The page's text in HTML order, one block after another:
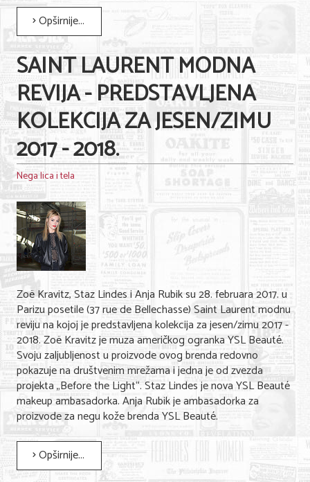
Opširnije...
SAINT LAURENT MODNA
REVIJA - PREDSTAVLJENA
KOLEKCIJA ZA JESEN/ZIMU
2017 - 2018.
Nega lica i tela
Zoë Kravitz, Staz Lindes i Anja Rubik su 28. februara 2017. u
Parizu posetile (37 rue de Bellechasse) Saint Laurent modnu
reviju na kojoj je predstavljena kolekcija za jesen/zimu 2017 -
2018. Zoë Kravitz je muza američkog ogranka YSL Beauté.
Svoju zaljubljenost u proizvode ovog brenda redovno
pokazuje na društvenim mrežama i jedna je od zvezda
projekta „Before the Light“. Staz Lindes je nova YSL Beauté
makeup ambasadorka. Anja Rubik je ambasadorka za
proizvode za negu kože brenda YSL Beauté.
Opširnije...